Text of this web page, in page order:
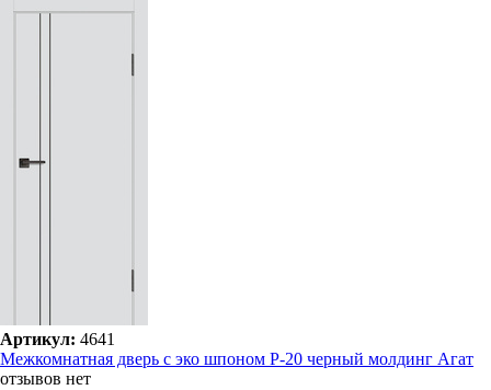
Артикул: 4641
Межкомнатная дверь с эко шпоном P-20 черный молдинг Агат
отзывов нет